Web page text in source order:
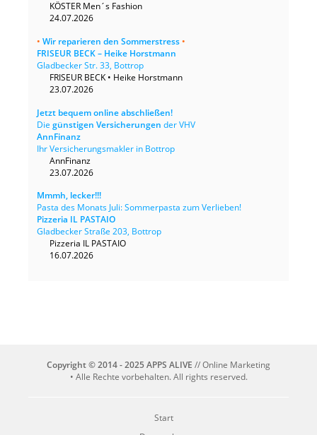
KÖSTER Men´s Fashion
24.07.2026
• Wir reparieren den Sommerstress•
FRISEUR BECK – Heike Horstmann
Gladbecker Str. 33, Bottrop
FRISEUR BECK • Heike Horstmann
23.07.2026
Jetzt bequem online abschließen!
Die günstigen Versicherungen der VHV
AnnFinanz
Ihr Versicherungsmakler in Bottrop
AnnFinanz
23.07.2026
Mmmh, lecker!!!
Pasta des Monats Juli: Sommerpasta zum Verlieben!
Pizzeria IL PASTAIO
Gladbecker Straße 203, Bottrop
Pizzeria IL PASTAIO
16.07.2026
Copyright © 2014 - 2025 APPS ALIVE // Online Marketing
• Alle Rechte vorbehalten. All rights reserved.
Start